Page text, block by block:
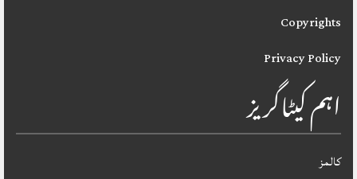
Copyrights
Privacy Policy
اہم کیٹاگریز
کالمز